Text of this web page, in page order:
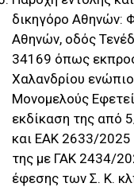
δικηγόρο Αθηνών:
Αθηνών, οδός
34169 όπως
Χαλανδρίου
Μονομελούς
εκδίκαση της από
και ΕΑΚ 2633/
της με ΓΑΚ 2434/
έφεσης των Σ. Κ.